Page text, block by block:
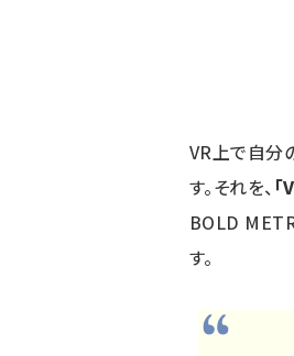
VR上で自分
す。それを、
BOLD
す。